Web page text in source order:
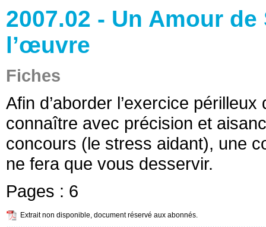
2007.02 - Un Amour
l’œuvre
Fiches
Afin d’aborder l’exercice
connaître avec précision et
concours (le stress aidant), une
ne fera que vous desservir.
Pages : 6
Extrait non disponible, document réservé aux abonnés.